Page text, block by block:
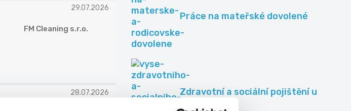
29.07.2026
FM Cleaning s.r.o.
28.07.2026
Práce na mateřské dovolené
Zdravotní a sociální pojištění u